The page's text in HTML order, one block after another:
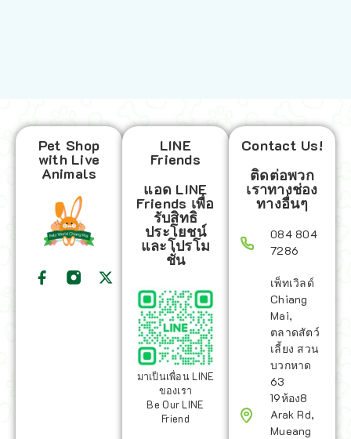
Pet Shop
with Live
Animals
LINE
Friends
แอด LINE
Friends เพื่อ
รับสิทธิ
ประโยชน์
และโปรโม
ชั่น
มาเป็นเพื่อน LINE
ของเรา
Be Our LINE
Friend
Contact Us!
ติดต่อพวก
เราทางช่อง
ทางอื่นๆ
084 804
7286
เพ็ทเวิลด์
Chiang
Mai,
ตลาดสัตว์
เลี้ยง สวน
บวกหาด
63
19ห้อง8
Arak Rd,
Mueang